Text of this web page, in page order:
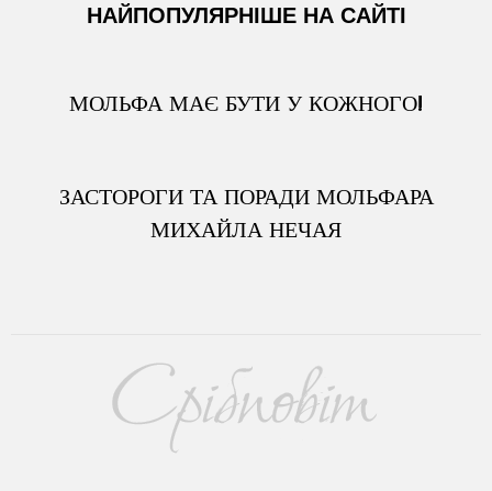
НАЙПОПУЛЯРНІШЕ НА САЙТІ
МОЛЬФА МАЄ БУТИ У КОЖНОГО!
ЗАСТОРОГИ ТА ПОРАДИ МОЛЬФАРА
МИХАЙЛА НЕЧАЯ